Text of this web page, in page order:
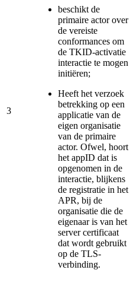
3
beschikt de
primaire actor over
de vereiste
conformances om
de TKID-activatie
interactie te mogen
initiëren;
Heeft het verzoek
betrekking op een
applicatie van de
eigen organisatie
van de primaire
actor. Ofwel, hoort
het appID dat is
opgenomen in de
interactie, blijkens
de registratie in het
APR, bij de
organisatie die de
eigenaar is van het
server certificaat
dat wordt gebruikt
op de TLS-
verbinding.